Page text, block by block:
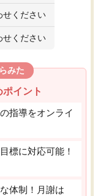
せください
せください
みた
イント
指導をオンライ
標に対応可能！
体制！月謝は